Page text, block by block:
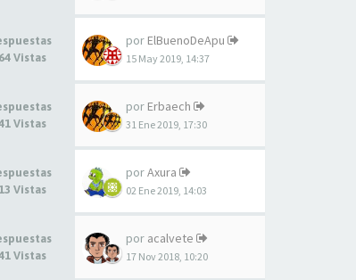
Vistas
por ElBuenoDeApu
15 May 2019, 14:37
Vistas
por Erbaech
31 Ene 2019, 17:30
Vistas
porAxura
02 Ene 2019, 14:03
Vistas
por acalvete
17 Nov 2018, 10:20